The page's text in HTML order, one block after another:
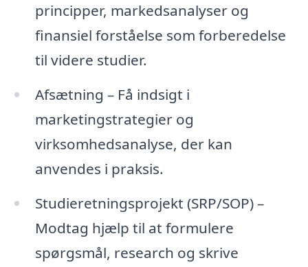
principper, markedsanalyser og
finansiel forståelse som forberedelse
til videre studier.
Afsætning – Få indsigt i
marketingstrategier og
virksomhedsanalyse, der kan
anvendes i praksis.
Studieretningsprojekt (SRP/SOP) –
Modtag hjælp til at formulere
spørgsmål, research og skrive